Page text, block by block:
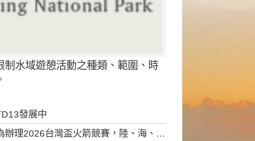
水域遊憩活動之種類、範圍、時
發展中
盃火箭競賽，陸、海、空域警戒及協調相關事宜，因颱風備案事宜